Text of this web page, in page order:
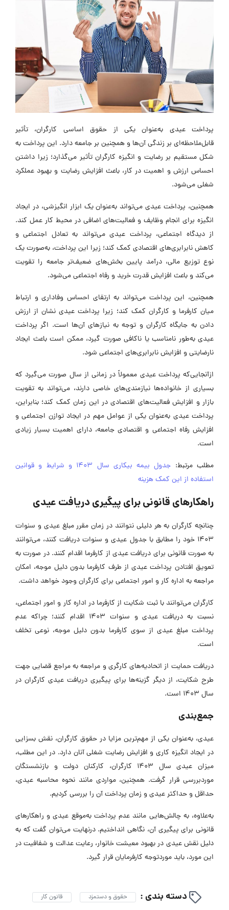
عیدی به‌عنوان یکی از حقوق اساسی کارگران، تأثیر
بر زندگی آن‌ها و همچنین بر جامعه دارد. این پرداخت به
مستقیم بر رضایت و انگیزه کارگران تأثیر می‌گذارد؛ زیرا داشتن
ارزش و اهمیت در کار، باعث افزایش رضایت و بهبود عملکرد
می‌شود.
پرداخت عیدی می‌تواند به‌عنوان یک ابزار انگیزشی، در ایجاد
برای انجام وظایف و فعالیت‌های اضافی در محیط کار عمل کند.
دیدگاه اجتماعی، پرداخت عیدی می‌تواند به تعادل اجتماعی و
نابرابری‌های اقتصادی کمک کند؛ زیرا این پرداخت، به‌صورت یک
توزیع مالی، درآمد پایین بخش‌های ضعیف‌تر جامعه را تقویت
و باعث افزایش قدرت خرید و رفاه اجتماعی می‌شود.
این پرداخت می‌تواند به ارتقای احساس وفاداری و ارتباط
کارفرما و کارگران کمک کند؛ زیرا پرداخت عیدی نشان از ارزش
به جایگاه کارگران و توجه به نیازهای آن‌ها است. اگر پرداخت
به‌طور نامناسب یا ناکافی صورت گیرد، ممکن است باعث ایجاد
و افزایش نابرابری‌های اجتماعی شود.
پرداخت عیدی معمولاً در زمانی از سال صورت می‌گیرد که
از خانواده‌ها نیازمندی‌های خاصی دارند، می‌تواند به تقویت
و افزایش فعالیت‌های اقتصادی در این زمان کمک کند؛ بنابراین،
عیدی به‌عنوان یکی از عوامل مهم در ایجاد توازن اجتماعی و
رفاه اجتماعی و اقتصادی جامعه، دارای اهمیت بسیار زیادی
مرتبط:
جدول بیمه بیکاری سال 1403 و شرایط و قوانین
از این کمک هزینه
قانونی برای پیگیری دریافت عیدی
کارگران به هر دلیلی نتوانند در زمان مقرر مبلغ عیدی و سنوات
1403 خود را مطابق با جدول عیدی و سنوات دریافت کنند، می‌توانند
صورت قانونی برای دریافت عیدی از کارفرما اقدام کنند. در صورت به
افتادن پرداخت عیدی از طرف کارفرما بدون دلیل موجه، امکان
به اداره کار و امور اجتماعی برای کارگران وجود خواهد داشت.
می‌توانند با ثبت شکایت از کارفرما در اداره کار و امور اجتماعی،
نسبت به دریافت عیدی و سنوات 1403 اقدام کنند؛ چراکه عدم
مبلغ عیدی از سوی کارفرما بدون دلیل موجه، نوعی تخلف
حمایت از اتحادیه‌های کارگری و مراجعه به مراجع قضایی جهت
شکایت، از دیگر گزینه‌ها برای پیگیری دریافت عیدی کارگران در
به‌عنوان یکی از مهم‌ترین مزایا در حقوق کارگران، نقش بسزایی
ایجاد انگیزه کاری و افزایش رضایت شغلی آنان دارد. در این مطلب،
میزان عیدی سال 1403 کارگران، کارکنان دولت و بازنشستگان
قرار گرفت. همچنین، مواردی مانند نحوه محاسبه عیدی،
و حداکثر عیدی و زمان پرداخت آن را بررسی کردیم.
به چالش‌هایی مانند عدم پرداخت به‌موقع عیدی و راهکارهای
برای پیگیری آن، نگاهی انداختیم. درنهایت می‌توان گفت که به
نقش عیدی در بهبود معیشت خانوار، رعایت عدالت و شفافیت در
مورد، باید موردتوجه کارفرمایان قرار گیرد.
دسته بندی : حقوق و دستمزد قانون کار